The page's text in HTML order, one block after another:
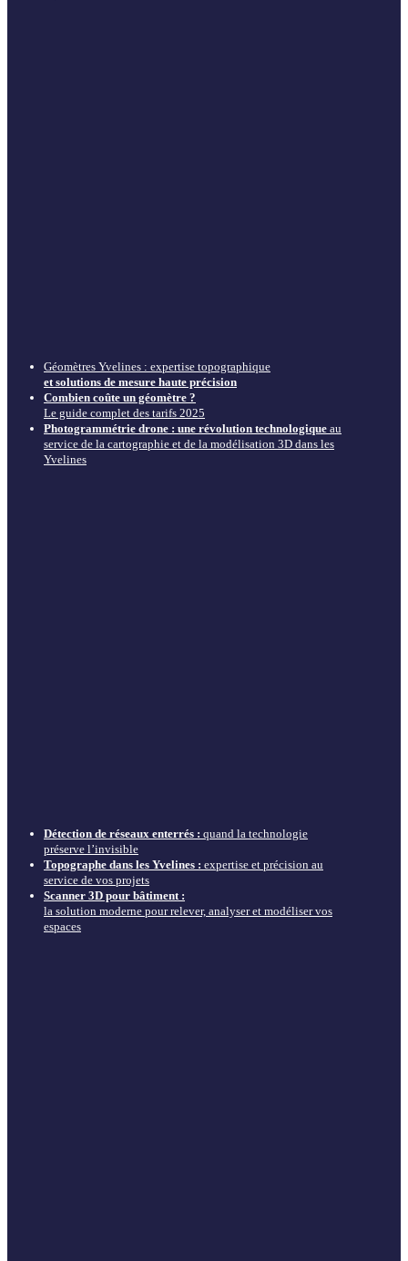
Géomètres Yvelines : expertise topographique
et solutions de mesure haute précision
Combien coûte un géomètre ?
Le guide complet des tarifs 2025
Photogrammétrie drone : une révolution technologique au
service de la cartographie et de la modélisation 3D dans les
Yvelines
Détection de réseaux enterrés : quand la technologie
préserve l’invisible
Topographe dans les Yvelines : expertise et précision au
service de vos projets
Scanner 3D pour bâtiment :
la solution moderne pour relever, analyser et modéliser vos
espaces